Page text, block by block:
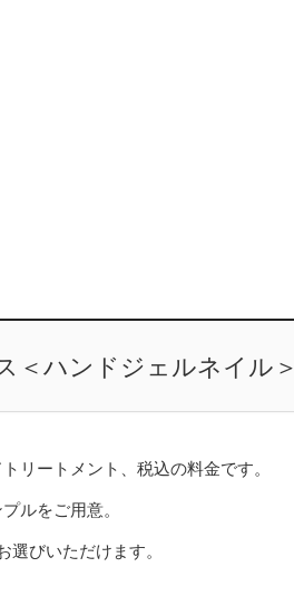
＜ハンドジェルネイル＞
リートメント、税込の料金です。
ルをご用意。
選びいただけます。